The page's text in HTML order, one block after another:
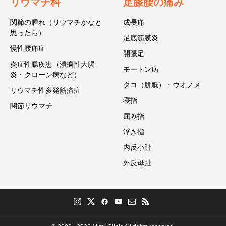
関節の腫れ（リウマチかなと
思ったら）
慢性腰痛症
炎症性腸疾患（潰瘍性大腸
炎・クローン病など）
リウマチ性多発筋痛症
関節リウマチ
成長痛
足底筋膜炎
開張足
モートン病
タコ（胼胝）・ウオノメ
寝指
屈み指
浮き指
内反小趾
外反母趾